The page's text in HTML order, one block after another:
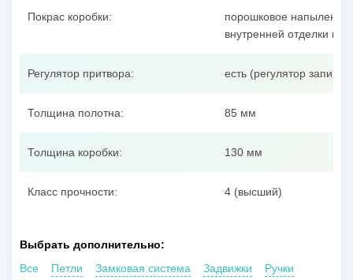
Покрас коробки:
порошковое напыление
внутренней отделки
Регулятор притвора: есть (регулятор
Толщина полотна: 85 мм
Толщина коробки: 130 мм
Класс прочности: 4 (высший)
Выбрать дополнительно:
Все
Петли Замковая система Задвижки
Ручки